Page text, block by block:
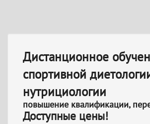
Дистанционное
спортивной
нутрициологии
повышение квалификации,
Доступные цены!